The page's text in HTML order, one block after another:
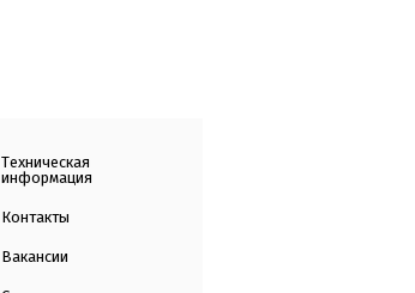
Техническая
информация
Контакты
Вакансии